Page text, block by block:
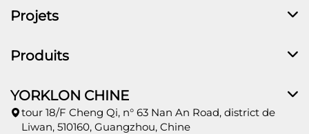
Projets
Produits
YORKLON CHINE
tour 18/F Cheng Qi, n° 63 Nan An Road, district de
Liwan, 510160, Guangzhou, Chine